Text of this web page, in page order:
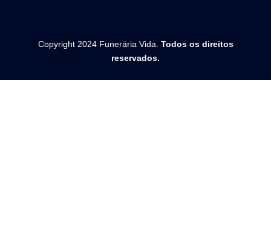
Copyright 2024 Funerária Vida. Todos os direitos
reservados.